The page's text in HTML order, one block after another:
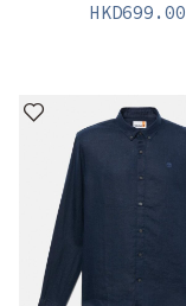
HKD699.00